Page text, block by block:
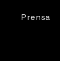
Prensa